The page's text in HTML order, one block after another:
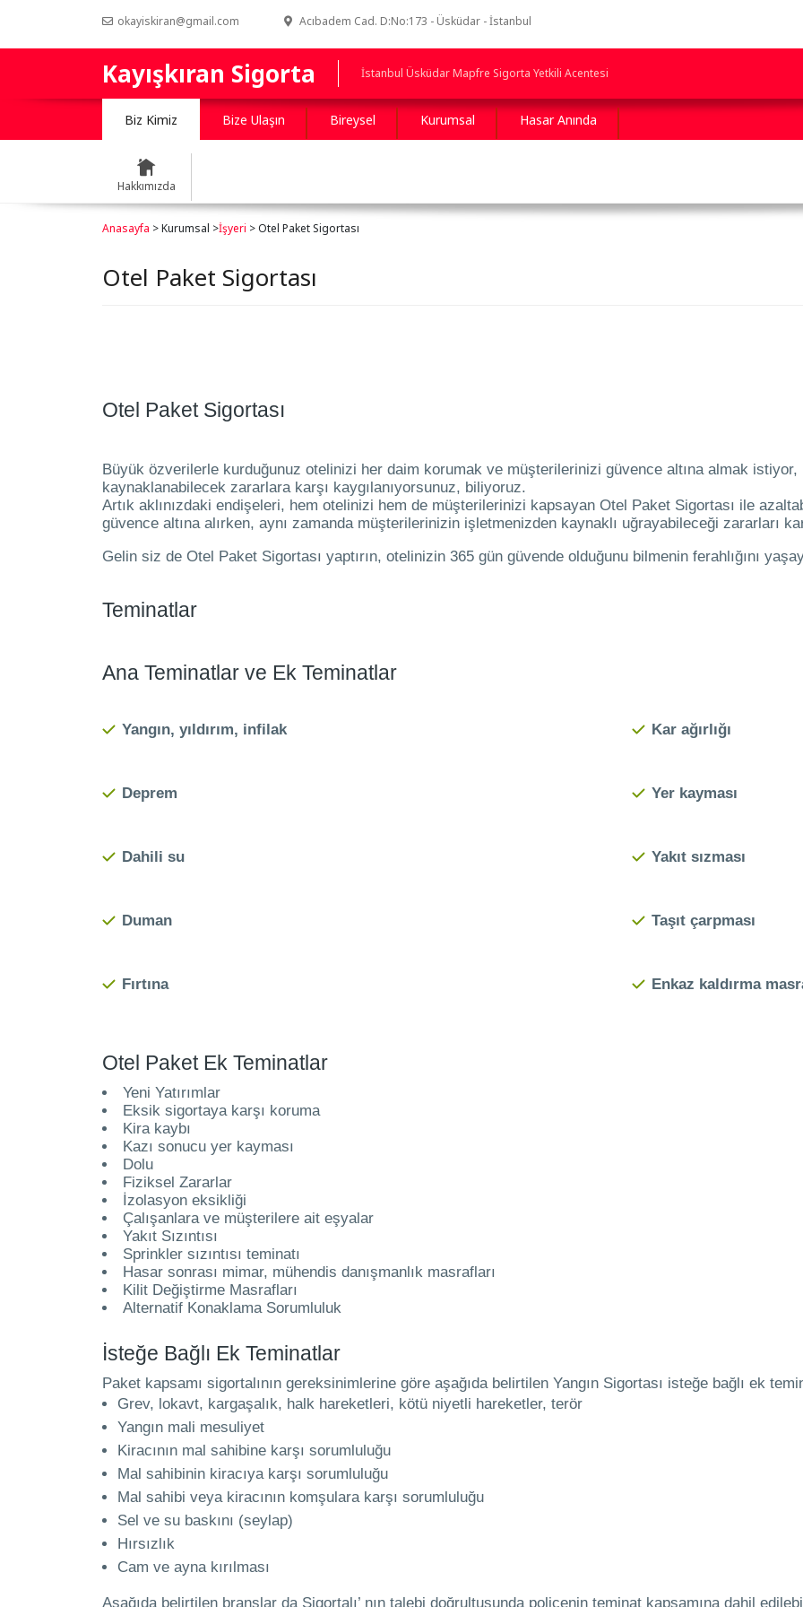
okayiskiran@gmail.com Acıbadem Cad. D:No:173 - Üsküdar - İstanbul
Kayışkıran Sigorta İstanbul Üsküdar Mapfre Sigorta Yetkili Acentesi
Biz Kimiz Bize Ulaşın Bireysel Kurumsal Hasar Anında
Hakkımızda
Anasayfa > Kurumsal >İşyeri > Otel Paket Sigortası
Otel Paket Sigortası
Otel Paket Sigortası
Büyük özverilerle kurduğunuz otelinizi her daim korumak ve müşterilerinizi güvence altına almak istiyor,
kaynaklanabilecek zararlara karşı kaygılanıyorsunuz, biliyoruz.
Artık aklınızdaki endişeleri, hem otelinizi hem de müşterilerinizi kapsayan Otel Paket Sigortası ile
güvence altına alırken, aynı zamanda müşterilerinizin işletmenizden kaynaklı uğrayabileceği zararları
Gelin siz de Otel Paket Sigortası yaptırın, otelinizin 365 gün güvende olduğunu bilmenin ferahlığını
Teminatlar
Ana Teminatlar ve Ek Teminatlar
Yangın, yıldırım, infilak
Deprem
Dahili su
Duman
Fırtına
Kar ağırlığı
Yer kayması
Yakıt sızması
Taşıt çarpması
Enkaz kaldırma
Otel Paket Ek Teminatlar
Yeni Yatırımlar
Eksik sigortaya karşı koruma
Kira kaybı
Kazı sonucu yer kayması
Dolu
Fiziksel Zararlar
İzolasyon eksikliği
Çalışanlara ve müşterilere ait eşyalar
Yakıt Sızıntısı
Sprinkler sızıntısı teminatı
Hasar sonrası mimar, mühendis danışmanlık masrafları
Kilit Değiştirme Masrafları
Alternatif Konaklama Sorumluluk
İsteğe Bağlı Ek Teminatlar
Paket kapsamı sigortalının gereksinimlerine göre aşağıda belirtilen Yangın Sigortası isteğe bağlı ek
Grev, lokavt, kargaşalık, halk hareketleri, kötü niyetli hareketler, terör
Yangın mali mesuliyet
Kiracının mal sahibine karşı sorumluluğu
Mal sahibinin kiracıya karşı sorumluluğu
Mal sahibi veya kiracının komşulara karşı sorumluluğu
Sel ve su baskını (seylap)
Hırsızlık
Cam ve ayna kırılması
Aşağıda belirtilen branşlar da Sigortalı’ nın talebi doğrultusunda poliçenin teminat kapsamına dahil